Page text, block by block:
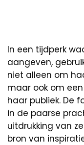
In een tijdperk
aangeven,
niet alleen om
maar ook om
haar publiek. De
in de paarse
uitdrukking van
bron van